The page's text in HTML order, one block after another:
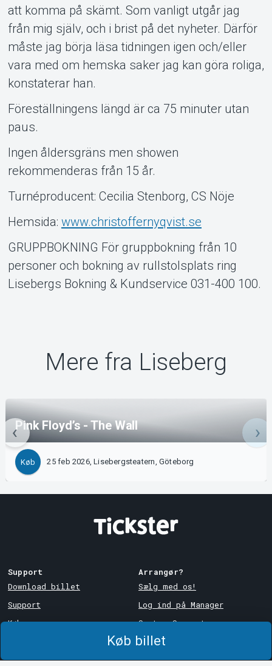
Køb billet
att komma på skämt. Som vanligt utgår jag
från mig själv, och i brist på det nyheter. Därför
måste jag börja läsa tidningen igen och/eller
vara med om hemska saker jag kan göra roliga,
konstaterar han.
Föreställningens längd är ca 75 minuter utan
paus.
Ingen åldersgräns men showen
rekommenderas från 15 år.
Turnéproducent: Cecilia Stenborg, CS Nöje
Hemsida: www.christoffernyqvist.se
GRUPPBOKNING För gruppbokning från 10
personer och bokning av rullstolsplats ring
Lisebergs Bokning & Kundservice 031-400 100.
Mere fra Liseberg
Pink Floyd’s - The Wall
Køb 25 feb 2026, Lisebergsteatern, Göteborg
Support
Download billet
Support
Købs- og
Arrangør?
Sælg med os!
Log ind på Manager
System Support